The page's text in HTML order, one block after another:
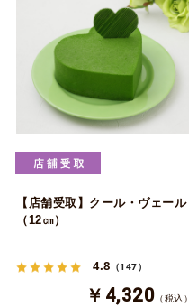
【店舗受取】クール・ヴェール
（12㎝）
4.8 （147）
￥4,320 （税込）